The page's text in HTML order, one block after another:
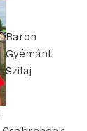
Baron
Gyémánt
Szilaj